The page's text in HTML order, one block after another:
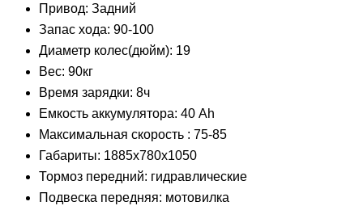
Привод: Задний
Запас хода: 90-100
Диаметр колес(дюйм): 19
Вес: 90кг
Время зарядки: 8ч
Емкость аккумулятора: 40 Ah
Максимальная скорость : 75-85
Габариты: 1885х780х1050
Тормоз передний: гидравлические
Подвеска передняя: мотовилка